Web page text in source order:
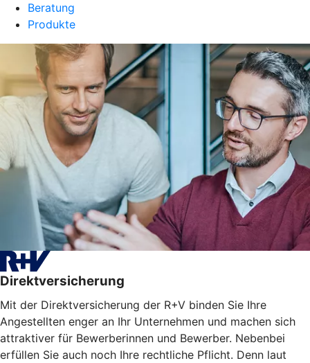
Beratung
Produkte
Direktversicherung
Mit der Direktversicherung der R+V binden Sie Ihre
Angestellten enger an Ihr Unternehmen und machen sich
attraktiver für Bewerberinnen und Bewerber. Nebenbei
erfüllen Sie auch noch Ihre rechtliche Pflicht. Denn laut